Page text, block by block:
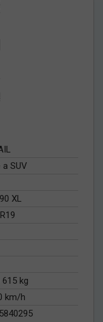
a SUV
XL
kg
km/h